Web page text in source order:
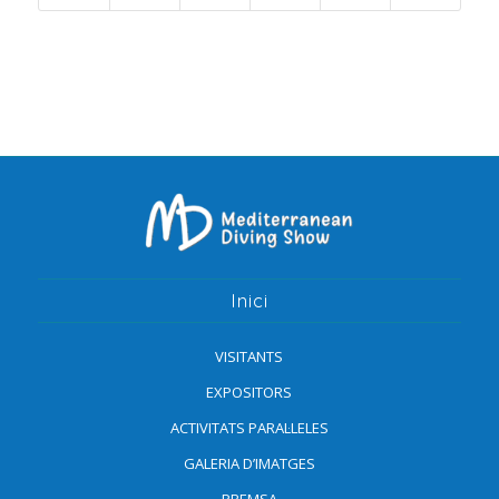
Inici
VISITANTS
EXPOSITORS
ACTIVITATS PARAL·LELES
GALERIA D’IMATGES